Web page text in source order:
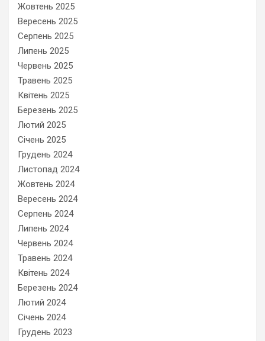
Жовтень 2025
Вересень 2025
Серпень 2025
Липень 2025
Червень 2025
Травень 2025
Квітень 2025
Березень 2025
Лютий 2025
Січень 2025
Грудень 2024
Листопад 2024
Жовтень 2024
Вересень 2024
Серпень 2024
Липень 2024
Червень 2024
Травень 2024
Квітень 2024
Березень 2024
Лютий 2024
Січень 2024
Грудень 2023